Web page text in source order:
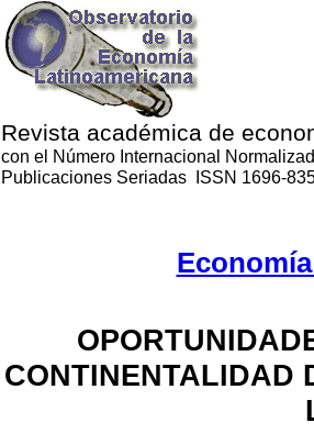
Revista académica de
con el Número Internacional
Publicaciones Seriadas ISSN 1696-
CONTINENTALIDAD